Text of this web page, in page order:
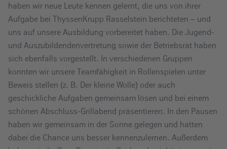
haben wir neue Leute kennen gelernt, die uns von ihrer
Aufgabe bei ThyssenKrupp Rasselstein berichteten – und
uns auf unsere Ausbildung vorbereitet haben. Die Jugend-
und Auszubildendenvertretung sowie der Betriebsrat haben
sich ebenfalls vorgestellt. In verschiedenen Gruppen
konnten wir unsere Teamfähigkeit in Rollenspielen unter
Beweis stellen (z. B. Der kleine Wolle) oder auch
geschickliche Aufgaben gemeinsam lösen und bei einem
schönen Abschluss-Grillabend präsentieren. In den Pausen
haben wir gemeinsam in der Sonne gelegen und hatten
dabei die Chance uns besser kennenzulernen. Außerdem